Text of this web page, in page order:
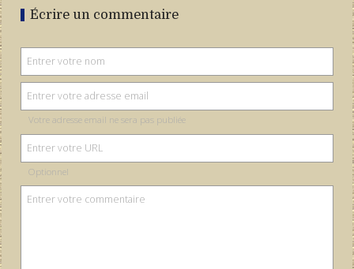
Écrire un commentaire
Votre adresse email ne sera pas publiée
Optionnel